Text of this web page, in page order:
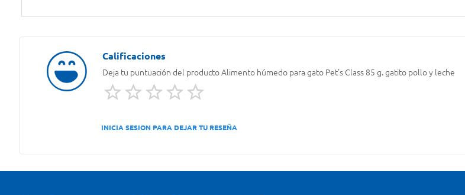
Deja tu puntuación del productoAlimento húmedo para gato Pet's Class 85 g. gatito pollo y leche
INICIA SESION PARA DEJAR TU RESEÑA